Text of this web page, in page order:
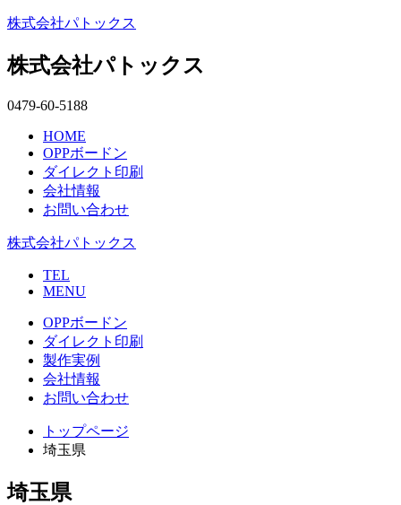
株式会社パトックス
株式会社パトックス
0479-60-5188
HOME
OPPボードン
ダイレクト印刷
会社情報
お問い合わせ
株式会社パトックス
TEL
MENU
OPPボードン
ダイレクト印刷
製作実例
会社情報
お問い合わせ
トップページ
埼玉県
埼玉県